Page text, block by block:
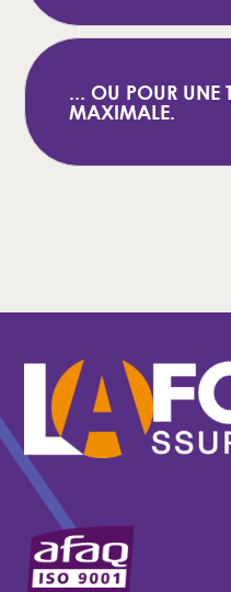
... OU POUR UNE
MAXIMALE.